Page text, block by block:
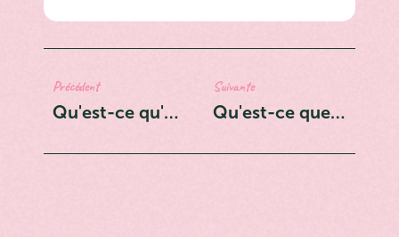
Précédent
Qu'est-ce qu'un poke bowl? Le guide complet pour débutants
Suivante
Qu'est-ce que le furikake? L'ingrédient secret de chaque bol Olu Olu